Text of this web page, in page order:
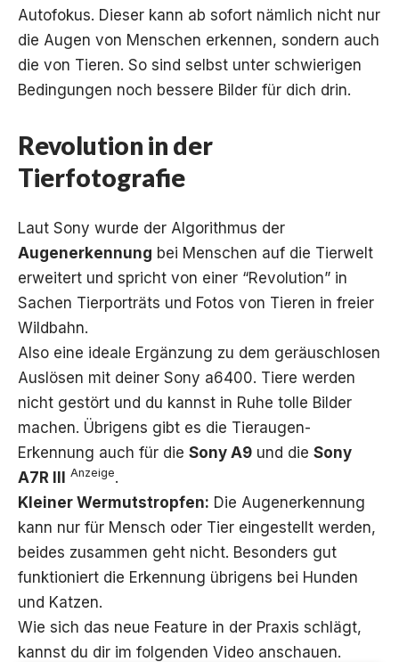
Autofokus. Dieser kann ab sofort nämlich nicht nur
die Augen von Menschen erkennen, sondern auch
die von Tieren. So sind selbst unter schwierigen
Bedingungen noch bessere Bilder für dich drin.
Revolution in der
Tierfotografie
Laut Sony wurde der Algorithmus der
Augenerkennung bei Menschen auf die Tierwelt
erweitert und spricht von einer “Revolution” in
Sachen Tierporträts und Fotos von Tieren in freier
Wildbahn.
Also eine ideale Ergänzung zu dem geräuschlosen
Auslösen mit deiner Sony a6400. Tiere werden
nicht gestört und du kannst in Ruhe tolle Bilder
machen. Übrigens gibt es die Tieraugen-
Erkennung auch für die Sony A9 und die Sony
A7R III Anzeige.
Kleiner Wermutstropfen: Die Augenerkennung
kann nur für Mensch oder Tier eingestellt werden,
beides zusammen geht nicht. Besonders gut
funktioniert die Erkennung übrigens bei Hunden
und Katzen.
Wie sich das neue Feature in der Praxis schlägt,
kannst du dir im folgenden Video anschauen.